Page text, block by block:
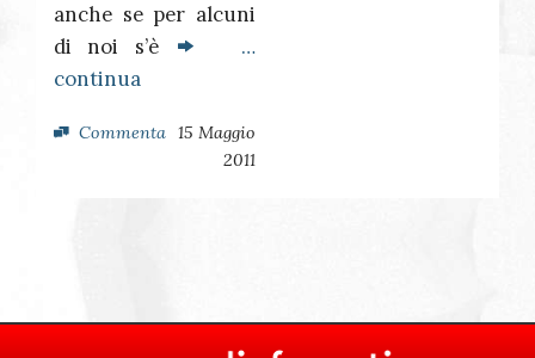
anche se per alcuni
di noi s’è
…
continua
Commenta 15 Maggio
2011